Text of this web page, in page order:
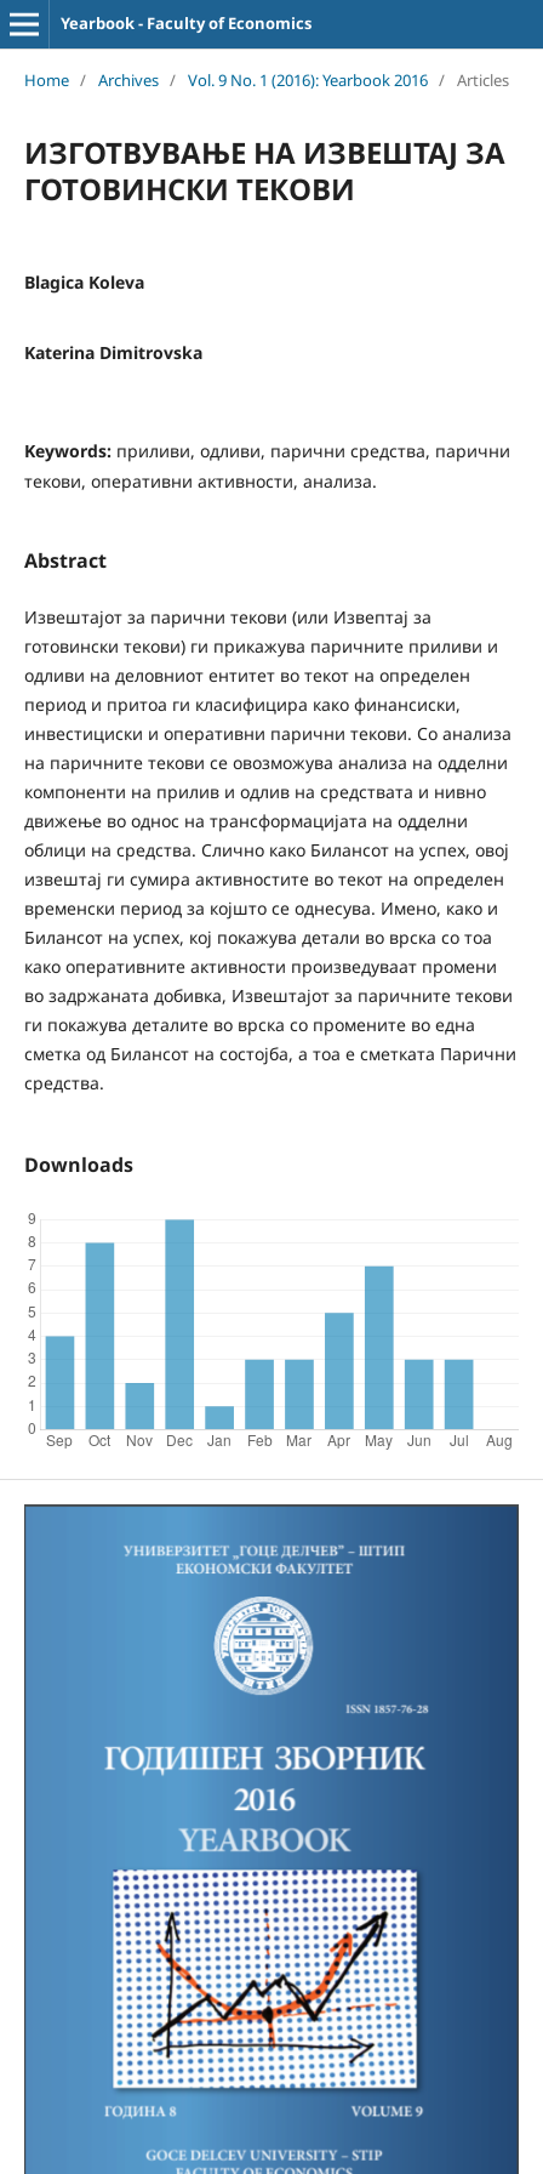
Yearbook - Faculty of Economics
Home / Archives / Vol. 9 No. 1 (2016): Yearbook 2016 / Articles
ИЗГОТВУВАЊЕ НА ИЗВЕШТАЈ ЗА
ГОТОВИНСКИ ТЕКОВИ
Blagica Koleva
Katerina Dimitrovska
Keywords: приливи, одливи, парични средства, парични
текови, оперативни активности, анализа.
Abstract
Извештајот за парични текови (или Извептај за
готовински текови) ги прикажува паричните приливи и
одливи на деловниот ентитет во текот на определен
период и притоа ги класифицира како финансиски,
инвестициски и оперативни парични текови. Со анализа
на паричните текови се овозможува анализа на одделни
компоненти на прилив и одлив на средствата и нивно
движење во однос на трансформацијата на одделни
облици на средства. Слично како Билансот на успех, овој
извештај ги сумира активностите во текот на определен
временски период за којшто се однесува. Имено, како и
Билансот на успех, кој покажува детали во врска со тоа
како оперативните активности произведуваат промени
во задржаната добивка, Извештајот за паричните текови
ги покажува деталите во врска со промените во една
сметка од Билансот на состојба, а тоа е сметката Парични
средства.
Downloads